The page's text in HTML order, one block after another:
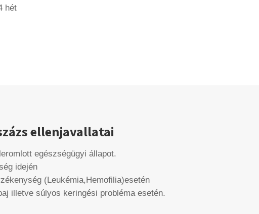
hét
ellenjavallatai
egészségügyi állapot.
idején
(Leukémia,Hemofilia)esetén
illetve súlyos keringési probléma esetén.